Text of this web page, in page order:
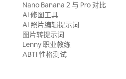
Nano Banana 2 与 Pro 对比
AI 修图工具
AI 照片编辑提示词
图片转提示词
Lenny 职业教练
ABTI 性格测试